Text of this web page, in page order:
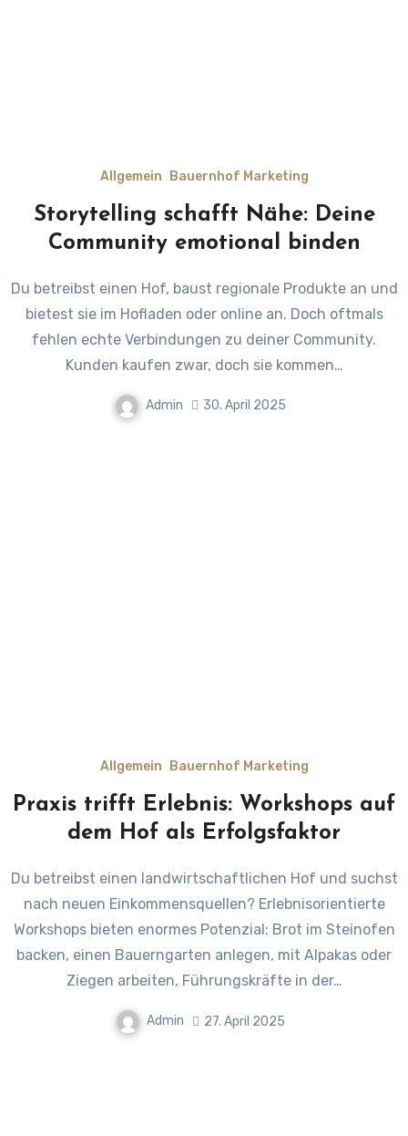
Allgemein Bauernhof Marketing
Storytelling schafft Nähe: Deine
Community emotional binden
Du betreibst einen Hof, baust regionale Produkte an und
bietest sie im Hofladen oder online an. Doch oftmals
fehlen echte Verbindungen zu deiner Community.
Kunden kaufen zwar, doch sie kommen…
Admin 30. April 2025
Allgemein Bauernhof Marketing
Praxis trifft Erlebnis: Workshops auf
dem Hof als Erfolgsfaktor
Du betreibst einen landwirtschaftlichen Hof und suchst
nach neuen Einkommensquellen? Erlebnisorientierte
Workshops bieten enormes Potenzial: Brot im Steinofen
backen, einen Bauerngarten anlegen, mit Alpakas oder
Ziegen arbeiten, Führungskräfte in der…
Admin 27. April 2025